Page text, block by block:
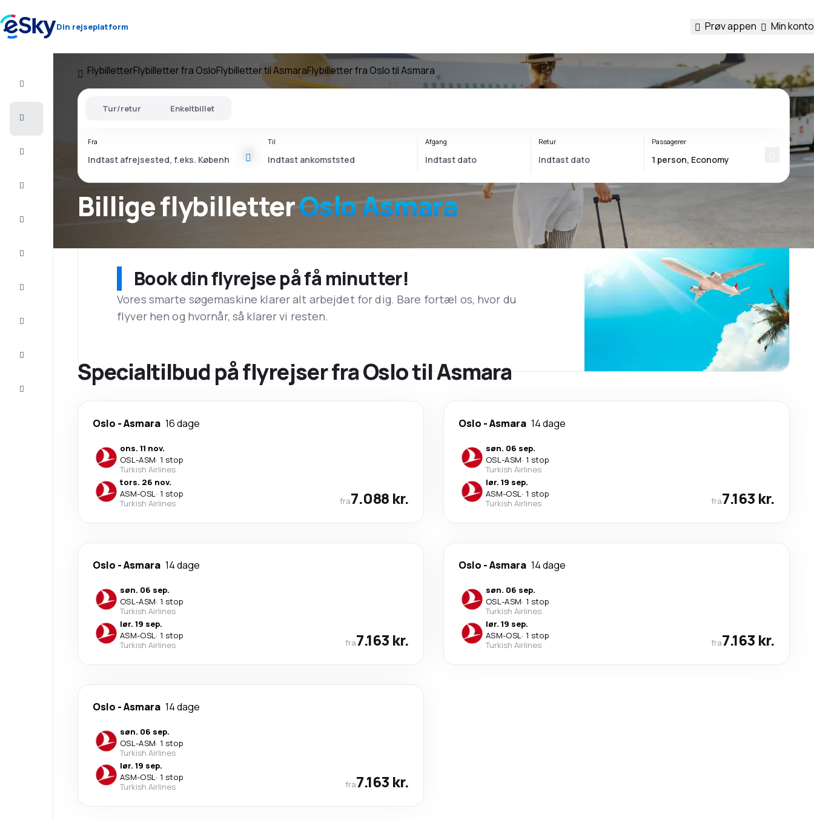
Din rejseplatform Prøv appen Min konto
FlybilletterFlybilletter fra OsloFlybilletter til AsmaraFlybilletter fra Oslo til Asmara
Billige flybilletterOslo Asmara
Tur/retur Enkeltbillet
Fra Til Afgang Retur Passagerer
Book din flyrejse på få minutter!
Vores smarte søgemaskine klarer alt arbejdet for dig. Bare fortæl os, hvor du
flyver hen og hvornår, så klarer vi resten.
Specialtilbud på flyrejser fra Oslo til Asmara
Oslo -Asmara 16 dage
ons. 11 nov.
OSL-ASM· 1 stop
Turkish Airlines
tors. 26 nov.
ASM-OSL· 1 stop
Turkish Airlines
fra7.088 kr.
Oslo -Asmara 14 dage
søn. 06 sep.
OSL-ASM· 1 stop
Turkish Airlines
lør. 19 sep.
ASM-OSL· 1 stop
Turkish Airlines
fra7.163 kr.
Oslo -Asmara 14 dage
søn. 06 sep.
OSL-ASM· 1 stop
Turkish Airlines
lør. 19 sep.
ASM-OSL· 1 stop
Turkish Airlines
fra7.163 kr.
Oslo -Asmara 14 dage
søn. 06 sep.
OSL-ASM· 1 stop
Turkish Airlines
lør. 19 sep.
ASM-OSL· 1 stop
Turkish Airlines
fra7.163 kr.
Oslo -Asmara 14 dage
søn. 06 sep.
OSL-ASM· 1 stop
Turkish Airlines
lør. 19 sep.
ASM-OSL· 1 stop
Turkish Airlines
fra7.163 kr.